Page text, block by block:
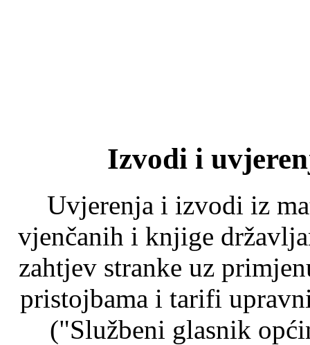
Izvodi i
Uvjerenja i izvodi iz
vjenčanih i knjige
zahtjev stranke uz
pristojbama i tarifi
("Službeni glasnik